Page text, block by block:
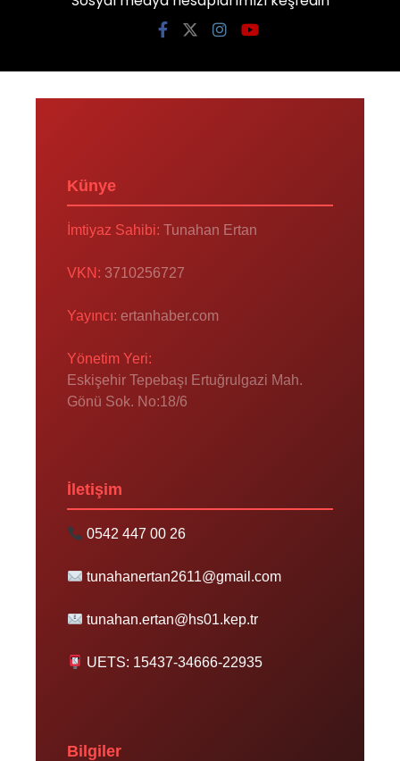
Künye
İmtiyaz Sahibi: Tunahan Ertan
VKN: 3710256727
Yayıncı: ertanhaber.com
Yönetim Yeri:
Eskişehir Tepebaşı Ertuğrulgazi Mah.
Gönü Sok. No:18/6
İletişim
0542 447 00 26
tunahanertan2611@gmail.com
tunahan.ertan@hs01.kep.tr
UETS: 15437-34666-22935
Bilgiler